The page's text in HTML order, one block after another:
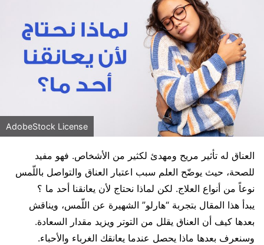
AdobeStock License
العناق له تأثير مريح ومهدئ لكثير من الأشخاص. فهو مفيد
للصحة، حيث يوضّح العلم سبب اعتبار العناق والتواصل باللّمس
نوعاً من أنواع العلاج. لكن لماذا نحتاج لأن يعانقنا أحد ما ؟
يبدأ هذا المقال بتجربة “هارلو” الشهيرة عن اللّمس، ويناقش
بعدها كيف أن العناق يقلل من التوتر ويزيد مقدار السعادة.
وسنعرف بعدها ماذا يحصل عندما يعانقك الغرباء والأحباء.